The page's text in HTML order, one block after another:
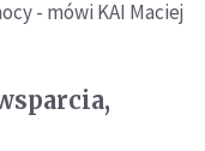
- mówi KAI Maciej